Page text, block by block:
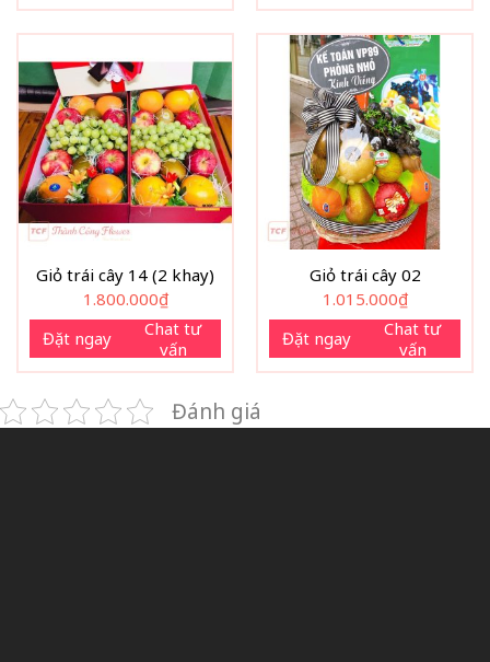
Giỏ trái cây 14 (2 khay)
1.800.000₫
Đặt ngay
Chat tư
vấn
Giỏ trái cây 02
1.015.000₫
Đặt ngay
Chat tư
vấn
Đánh giá